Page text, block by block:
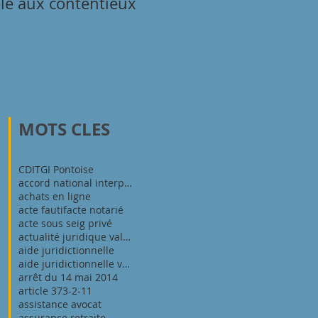
MOTS CLES
CDITGI Pontoise
accord national interprofessionnel du 11 janvier 2
achats en ligne
acte fautifacte notarié
acte sous seig privé
actualité juridique val d'oise
aide juridictionnelle
aide juridictionnelle val d'oise
arrêt du 14 mai 2014
article 373-2-11
assistance avocat